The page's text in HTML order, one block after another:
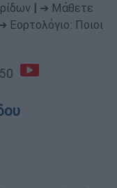
➔ Μάθετε
Εορτολόγιο: Ποιοι